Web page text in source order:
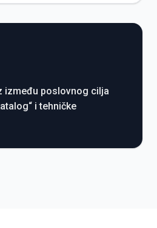
između poslovnog cilja
i tehničke